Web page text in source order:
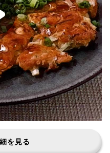
を見る